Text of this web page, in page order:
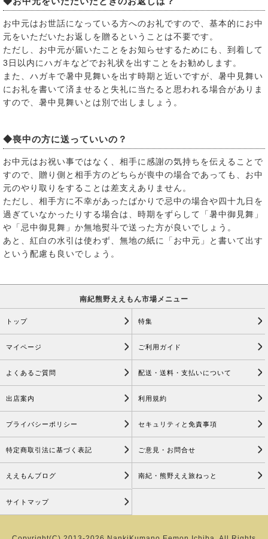
お中元はお世話になっている方へのお礼ですので、基本的にお中
元をいただいたお返しを贈るということは不要です。
ただし、お中元が届いたことをお知らせするためにも、到着して
3日以内にハガキなどでお礼状を出すことをお勧めします。
また、ハガキで暑中見舞いを出す時期と近いですが、暑中見舞い
にお礼を書いて済ませると失礼に当たると思われる場合がありま
すので、暑中見舞いとは別で出しましょう。
◆喪中の方に送っていいの？
お中元はお祝い事ではなく、相手に感謝の気持ちを伝えることで
すので、贈り側と相手方のどちらが喪中の場合であっても、お中
元のやり取りをすることは差支えありません。
ただし、相手方に不幸があったばかりで忌中の場合や四十九日を
過ぎていなかったりする場合は、時期をずらして「暑中御見舞」
や「忌中御見舞」か無地熨斗で送った方が良いでしょう。
あと、紅白の水引は使わず、無地の紙に「お中元」と書いて出す
という配慮も良いでしょう。
南紀熊野ええもん市場メニュー
トップ 特集
マイページ ご利用ガイド
よくあるご質問 配送・送料・支払いについて
出店案内 利用規約
プライバシーポリシー セキュリティと免責事項
特定商取引法に基づく表記 ご意見・お問合せ
ええもんブログ 南紀・熊野ええ旅ねっと
サイトマップ